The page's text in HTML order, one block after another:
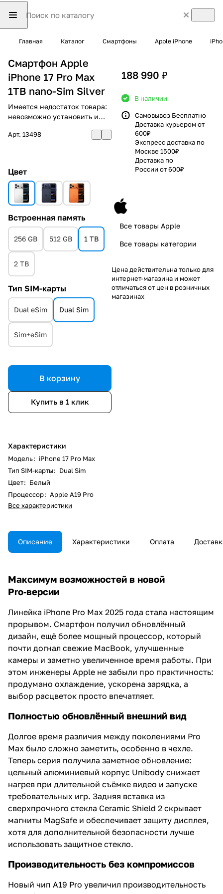
Главная Каталог Смартфоны Apple iPhone
Смартфон Apple
iPhone 17 Pro Max
1TB nano-Sim Silver
Имеется недостаток товара:
невозможно установить и
Арт. 13498
Цвет
Встроенная память
256 GB 512 GB 1 TB
2 TB
Тип SIM-карты
Dual eSim Dual Sim
Sim+eSim
В корзину
Купить в 1 клик
Характеристики
Модель: iPhone 17 Pro Max
Тип SIM-карты: Dual Sim
Цвет: Белый
Процессор: Apple A19 Pro
Все характеристики
188 990 ₽
В наличии
Самовывоз Бесплатно
Доставка курьером от
600₽
Экспресс доставка по
Москве 1500₽
Доставка по
России от 600₽
Все товары Apple
Все товары категории
Цена действительна только для
интернет-магазина и может
отличаться от цен в розничных
магазинах
Описание Характеристики Оплата
Максимум возможностей в новой
Pro‑версии
Линейка iPhone Pro Max 2025 года стала настоящим
прорывом. Смартфон получил обновлённый
дизайн, ещё более мощный процессор, который
почти догнал свежие MacBook, улучшенные
камеры и заметно увеличенное время работы. При
этом инженеры Apple не забыли про практичность:
продумано охлаждение, ускорена зарядка, а
выбор расцветок просто впечатляет.
Полностью обновлённый внешний вид
Долгое время различия между поколениями Pro
Max было сложно заметить, особенно в чехле.
Теперь серия получила заметное обновление:
цельный алюминиевый корпус Unibody снижает
нагрев при длительной съёмке видео и запуске
требовательных игр. Задняя вставка из
сверхпрочного стекла Ceramic Shield 2 скрывает
магниты MagSafe и обеспечивает защиту дисплея,
хотя для дополнительной безопасности лучше
использовать защитное стекло.
Производительность без компромиссов
Новый чип A19 Pro увеличил производительность